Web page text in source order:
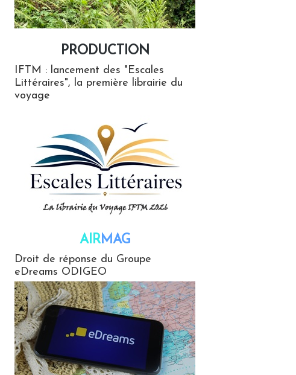
PRODUCTION
IFTM : lancement des "Escales
Littéraires", la première librairie du
voyage
AIRMAG
Droit de réponse du Groupe
eDreams ODIGEO